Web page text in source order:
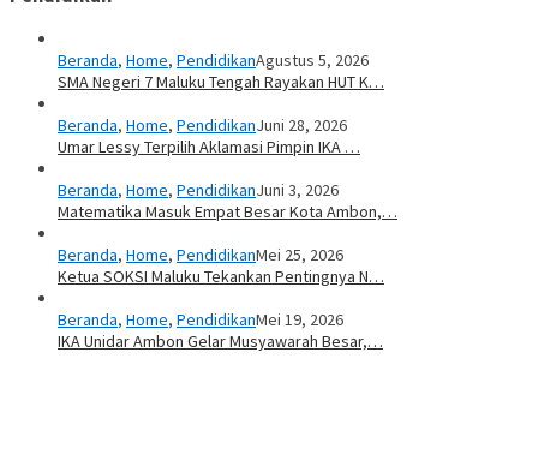
Beranda, Home, PendidikanAgustus 5, 2026
SMA Negeri 7 Maluku Tengah Rayakan HUT K…
Beranda, Home, PendidikanJuni 28, 2026
Umar Lessy Terpilih Aklamasi Pimpin IKA …
Beranda, Home, PendidikanJuni 3, 2026
Matematika Masuk Empat Besar Kota Ambon,…
Beranda, Home, PendidikanMei 25, 2026
Ketua SOKSI Maluku Tekankan Pentingnya N…
Beranda, Home, PendidikanMei 19, 2026
IKA Unidar Ambon Gelar Musyawarah Besar,…